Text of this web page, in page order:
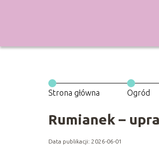
Strona główna Ogród
Rumianek –
Data publikacji: 2026-06-01